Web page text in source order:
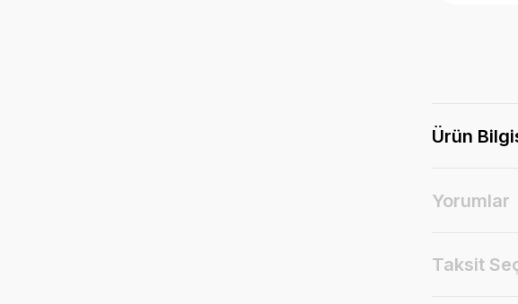
Ürün
Yorumlar
Taksit